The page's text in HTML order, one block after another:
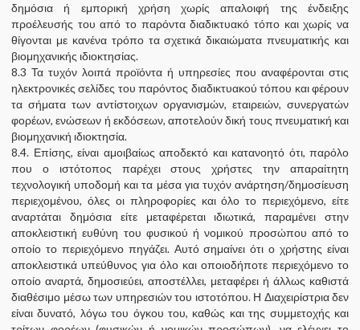
δημόσια ή εμπορική χρήση χωρίς απαλοιφή της ένδειξης
προέλευσής του από το παρόντα διαδικτυακό τόπο και χωρίς να
θίγονται με κανένα τρόπο τα σχετικά δικαιώματα πνευματικής και
βιομηχανικής ιδιοκτησίας.
8.3 Τα τυχόν λοιπά προϊόντα ή υπηρεσίες που αναφέρονται στις
ηλεκτρονικές σελίδες του παρόντος διαδικτυακού τόπου και φέρουν
τα σήματα των αντίστοιχων οργανισμών, εταιρειών, συνεργατών
φορέων, ενώσεων ή εκδόσεων, αποτελούν δική τους πνευματική και
βιομηχανική ιδιοκτησία.
8.4. Επίσης, είναι αμοιβαίως αποδεκτό και κατανοητό ότι, παρόλο
που ο ιστότοπος παρέχει στους χρήστες την απαραίτητη
τεχνολογική υποδομή και τα μέσα για τυχόν ανάρτηση/δημοσίευση
περιεχομένου, όλες οι πληροφορίες και όλο το περιεχόμενο, είτε
αναρτάται δημόσια είτε μεταφέρεται ιδιωτικά, παραμένει στην
αποκλειστική ευθύνη του φυσικού ή νομικού προσώπου από το
οποίο το περιεχόμενο πηγάζει. Αυτό σημαίνει ότι ο χρήστης είναι
αποκλειστικά υπεύθυνος για όλο και οποιοδήποτε περιεχόμενο το
οποίο αναρτά, δημοσιεύει, αποστέλλει, μεταφέρει ή άλλως καθιστά
διαθέσιμο μέσω των υπηρεσιών του ιστοτόπου. Η Διαχειρίστρια δεν
είναι δυνατό, λόγω του όγκου του, καθώς και της συμμετοχής και